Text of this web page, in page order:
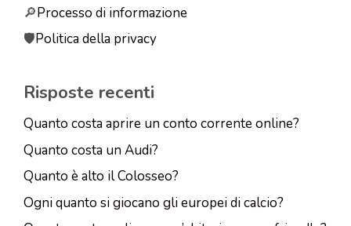
🔎Processo di informazione
🛡️Politica della privacy
Risposte recenti
Quanto costa aprire un conto corrente online?
Quanto costa un Audi?
Quanto è alto il Colosseo?
Ogni quanto si giocano gli europei di calcio?